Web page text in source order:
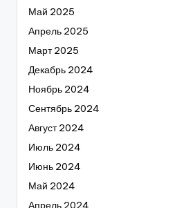
Май 2025
Апрель 2025
Март 2025
Декабрь 2024
Ноябрь 2024
Сентябрь 2024
Август 2024
Июль 2024
Июнь 2024
Май 2024
Апрель 2024